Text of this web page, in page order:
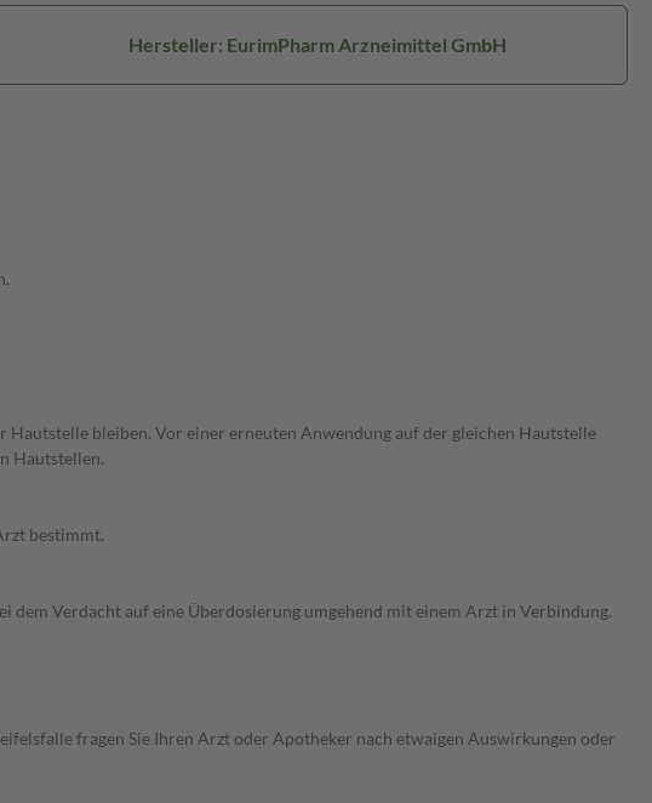
Hersteller: EurimPharm Arzneimittel GmbH
bleiben. Vor einer erneuten Anwendung auf der gleichen Hautstelle
Hautstellen.
bestimmt.
dem Verdacht auf eine Überdosierung umgehend mit einem Arzt in Verbindung.
fragen Sie Ihren Arzt oder Apotheker nach etwaigen Auswirkungen oder